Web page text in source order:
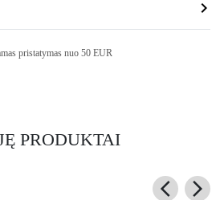
pristatymas nuo 50 EUR
PRODUKTAI
arrow_back_ios arrow_forward_ios